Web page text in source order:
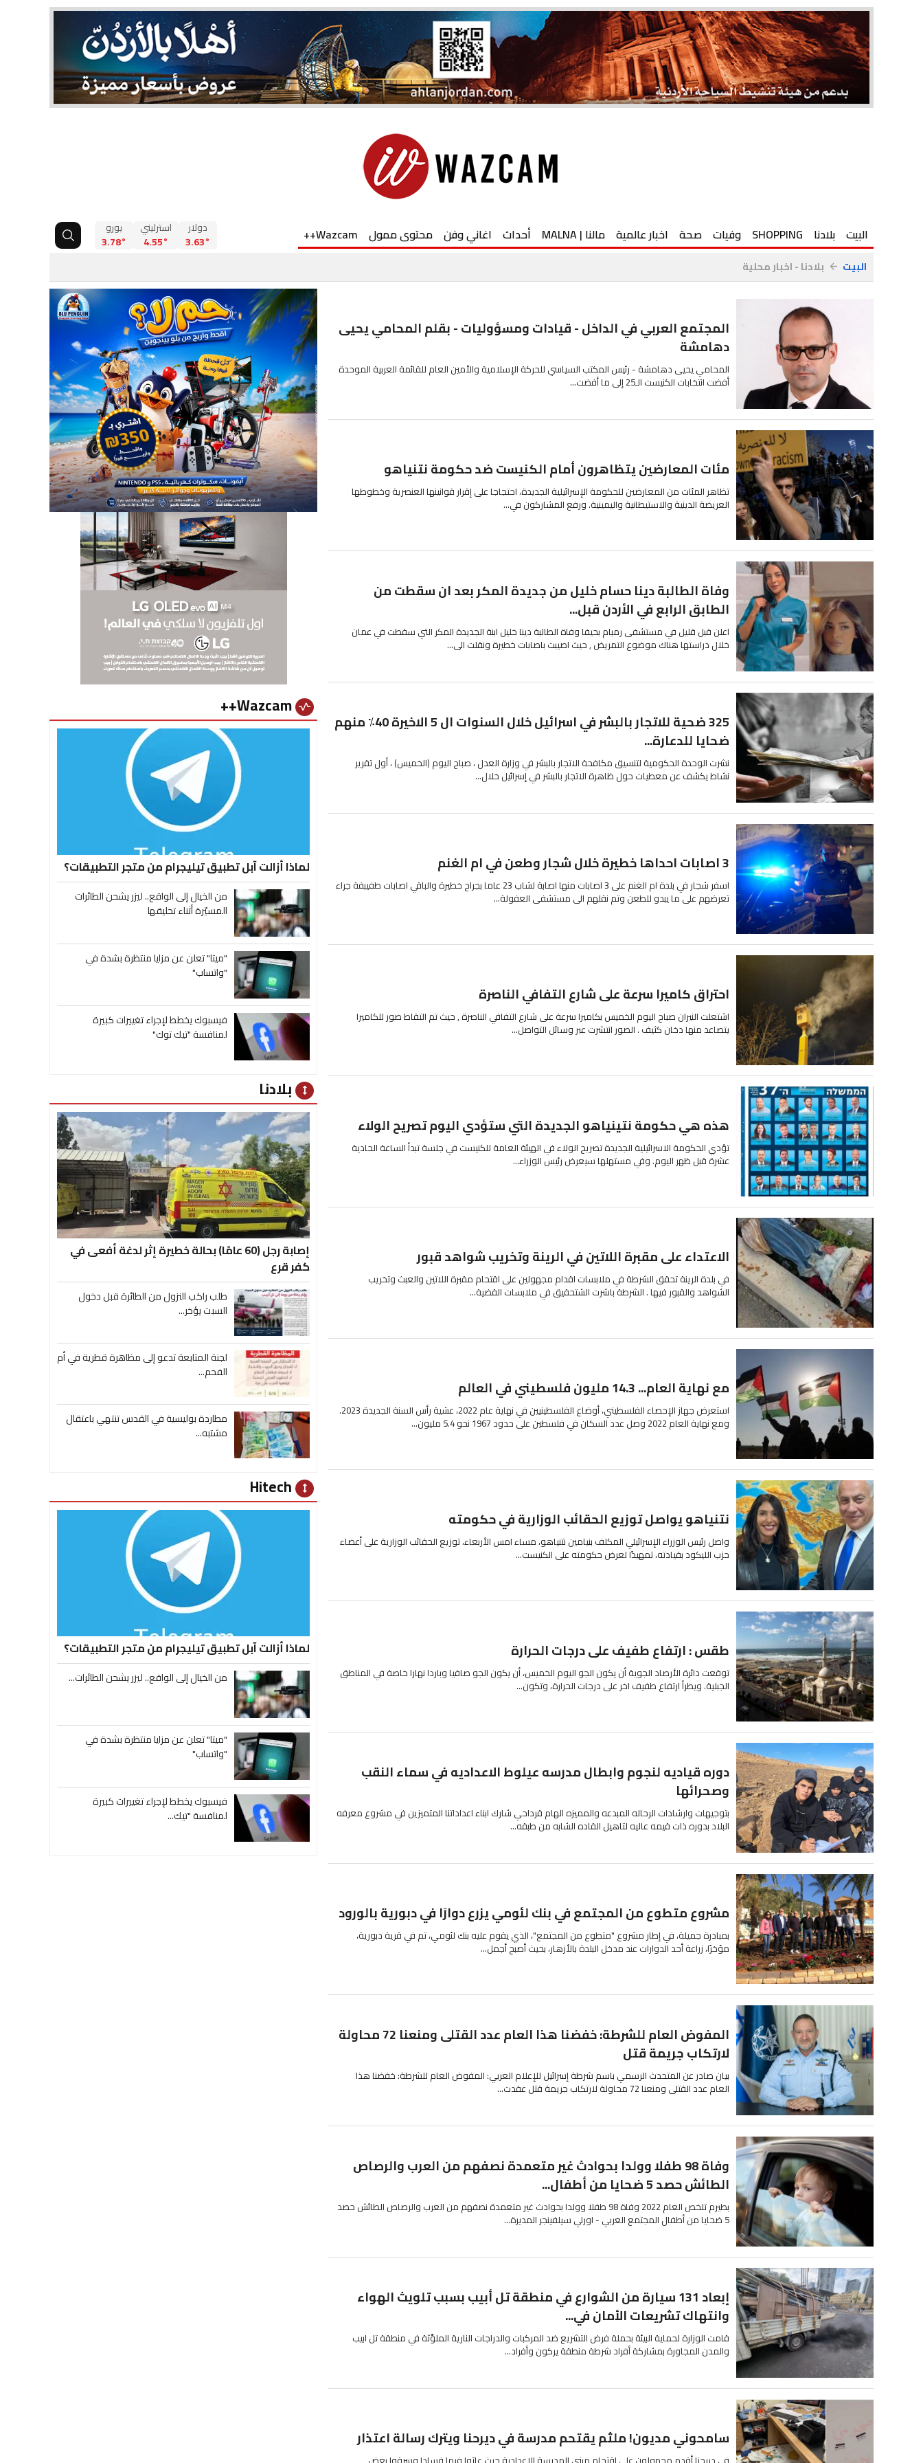
البيت بلادنا SHOPPING وفيات صحة اخبار عالمية مالنا | MALNA أحداث اغاني وفن محتوى ممول Wazcam++ دولار
3.63°
استرليني
4.55°
يورو
3.78°
البيت arrow_back بلادنا - اخبار محلية
المجتمع العربي في الداخل - قيادات ومسؤوليات - بقلم المحامي يحيى
دهامشة
المحامي يحيى دهامشة - رئيس المكتب السياسي للحركة الإسلامية والأمين العام للقائمة العربية الموحدة
أفضت انتخابات الكنيست الـ25 إلى ما أفضت...
مئات المعارضين يتظاهرون أمام الكنيست ضد حكومة نتنياهو
تظاهر المئات من المعارضين للحكومة الإسرائيلية الجديدة، احتجاجا على إقرار قوانينها العنصرية وخطوطها
العريضة الدينية والاستيطانية واليمينية. ورفع المشاركون في...
وفاة الطالبة دينا حسام خليل من جديدة المكر بعد ان سقطت من
الطابق الرابع في الأردن قبل...
اعلن قبل قليل في مستشفى رمبام بحيفا وفاة الطالبة دينا خليل ابنة الجديدة المكر التي سقطت في عمان
خلال دراستها هناك موضوع التمريض , حيث اصيبت باصابات خطيرة ونقلت الى...
325 ضحية للاتجار بالبشر في اسرائيل خلال السنوات ال 5 الاخيرة 40٪ منهم
ضحايا للدعارة...
نشرت الوحدة الحكومية لتنسيق مكافحة الاتجار بالبشر في وزارة العدل ، صباح اليوم (الخميس) ، أول تقرير
نشاط يكشف عن معطيات حول ظاهرة الاتجار بالبشر في إسرائيل خلال...
3 اصابات احداها خطيرة خلال شجار وطعن في ام الغنم
اسفر شجار في بلدة ام الغنم على 3 اصابات منها اصابة لشاب 23 عاما بجراح خطيرة والباقي اصابات طفيبفة جراء
تعرضهم على ما يبدو للطعن وتم نقلهم الى مستشفى العفولة...
احتراق كاميرا سرعة على شارع التفافي الناصرة
اشتعلت النيران صباح اليوم الخميس بكاميرا سرعة على شارع التفافي الناصرة , حيث تم التقاط صور للكاميرا
يتصاعد منها دخان كثيف . الصور انتشرت عبر وسائل التواصل...
هذه هي حكومة نتينياهو الجديدة التي ستؤدي اليوم تصريح الولاء
تؤدي الحكومة الاسرائيلية الجديدة تصريح الولاء في الهيئة العامة للكنيست في جلسة تبدأ الساعة الحادية
عشرة قبل ظهر اليوم. وفي مستهلها سيعرض رئيس الوزراء...
الاعتداء على مقبرة اللاتين في الرينة وتخريب شواهد قبور
في بلدة الرينة تحقق الشرطة في ملابسات اقدام مجهولين على اقتحام مقبرة اللاتين والعبث وتخريب
الشواهد والقبور فيها . الشرطة باشرت الشتحقيق في ملابسات القضية...
مع نهاية العام... 14.3 مليون فلسطيني في العالم
استعرض جهاز الإحصاء الفلسطيني، أوضاع الفلسطينيين في نهاية عام 2022، عشية رأس السنة الجديدة 2023.
ومع نهاية العام 2022 وصل عدد السكان في فلسطين على حدود 1967 نحو 5.4 مليون...
نتنياهو يواصل توزيع الحقائب الوزارية في حكومته
واصل رئيس الوزراء الإسرائيلي المكلف بنيامين نتنياهو، مساء امس الأربعاء، توزيع الحقائب الوزارية على أعضاء
حزب الليكود بقيادته، تمهيدًا لعرض حكومته على الكنيست...
طقس : ارتفاع طفيف على درجات الحرارة
توقعت دائرة الأرصاد الجوية أن يكون الجو اليوم الخميس، أن يكون الجو صافيا وباردا نهارا خاصة في المناطق
الجبلية. ويطرأ ارتفاع طفيف اخر على درجات الحرارة، وتكون...
دوره قياديه لنجوم وابطال مدرسه عيلوط الاعداديه في سماء النقب
وصحرائها
بتوجيهات وارشادات الرحاله المبدعه والمميزه الهام قرداحي شارك ابناء اعداداتنا المتميزين في مشروع معرفه
البلاد بدوره ذات قيمه عاليه لتاهيل القاده الشابه من طبقه...
مشروع متطوع من المجتمع في بنك لئومي يزرع دوارًا في دبورية بالورود
بمبادرة جميلة، في إطار مشروع "متطوع من المجتمع"، الذي يقوم عليه بنك لئومي، تم في قرية دبورية،
مؤخرًا، زراعة أحد الدوارات عند مدخل البلدة بالأزهار، بحيث أصبح أجمل...
المفوض العام للشرطة: خفضنا هذا العام عدد القتلى ومنعنا 72 محاولة
لارتكاب جريمة قتل
بيان صادر عن المتحدث الرسمي باسم شرطة إسرائيل للإعلام العربي: المفوض العام للشرطة: خفضنا هذا
العام عدد القتلى ومنعنا 72 محاولة لارتكاب جريمة قتل عقدت...
وفاة 98 طفلا وولدا بحوادث غير متعمدة نصفهم من العرب والرصاص
الطائش حصد 5 ضحايا من أطفال...
بطيرم تلخص العام 2022 وفاة 98 طفلا وولدا بحوادث غير متعمدة نصفهم من العرب والرصاص الطائش حصد
5 ضحايا من أطفال المجتمع العربي - اورلي سيلفينجر المديرة...
إبعاد 131 سيارة من الشوارع في منطقة تل أبيب بسبب تلويث الهواء
وانتهاك تشريعات الأمان في...
قامت الوزارة لحماية البيئة بحملة فرض التشريع ضد المركبات والدراجات النارية الملوِّثة في منطقة تل ابيب
والمدن المجاورة بمشاركة أفراد شرطة منطقة يركون وأفراد...
سامحوني مديون! ملثم يقتحم مدرسة في ديرحنا ويترك رسالة اعتذار
vital_signs
لماذا أزالت آبل تطبيق تيليجرام من متجر التطبيقات؟
من الخيال إلى الواقع.. ليزر يشحن الطائرات
المسيّرة أثناء تحليقها
"ميتا" تعلن عن مزايا منتظرة بشدة في
"واتساب"
فيسبوك يخطط لإجراء تغييرات كبيرة
لمنافسة "تيك توك"
height بلادنا
إصابة رجل (60 عامًا) بحالة خطيرة إثر لدغة أفعى في
كفر قرع
طلب راكب النزول من الطائرة قبل دخول
السبت يؤخر...
لجنة المتابعة تدعو إلى مظاهرة قطرية في أم
الفحم...
مطاردة بوليسية في القدس تنتهي باعتقال
مشتبه...
height
لماذا أزالت آبل تطبيق تيليجرام من متجر التطبيقات؟
من الخيال إلى الواقع.. ليزر يشحن الطائرات...
"ميتا" تعلن عن مزايا منتظرة بشدة في
"واتساب"
فيسبوك يخطط لإجراء تغييرات كبيرة
لمنافسة "تيك...